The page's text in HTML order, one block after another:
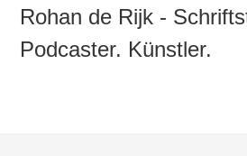
Zum
Inhalt
springen
Rohan de Rijk -
Podcaster. Künstler.